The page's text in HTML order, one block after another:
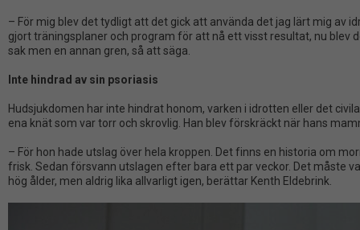
– För mig blev det tydligt att det gick att använda det jag lärt mig av
gjort träningsplaner och program för att nå ett visst resultat, nu blev
sak men en annan gren, så att säga.
Inte hindrad av sin psoriasis
Hudsjukdomen har inte hindrat honom, varken i idrotten eller det
ena knät som var torr och skrovlig. Han blev förskräckt när hans
– För hon hade utslag över hela kroppen. Det finns en historia om
frisk. Sedan försvann utslagen efter bara ett par veckor. Det måste
hög ålder, men aldrig lika allvarligt igen, berättar Kenth Eldebrink.